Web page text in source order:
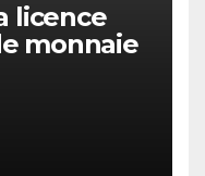
licence
monnaie